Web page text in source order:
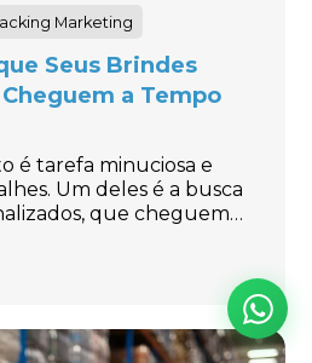
Marketing
Seus Brindes
a Tempo
é tarefa minuciosa e
Um deles é a busca
que cheguem…